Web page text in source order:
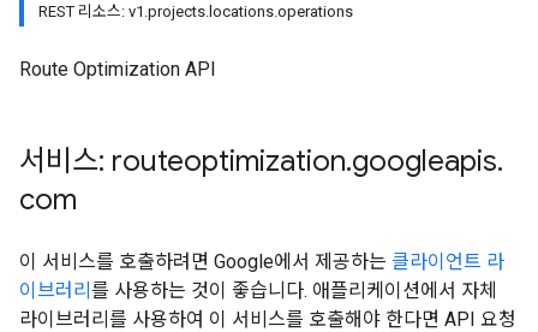
REST 리소스: v1.projects.locations.operations
Route Optimization API
서비스: routeoptimization.googleapis.
com
이 서비스를 호출하려면 Google에서 제공하는 클라이언트 라
이브러리 를 사용하는 것이 좋습니다. 애플리케이션에서 자체
라이브러리를 사용하여 이 서비스를 호출해야 한다면 API 요청